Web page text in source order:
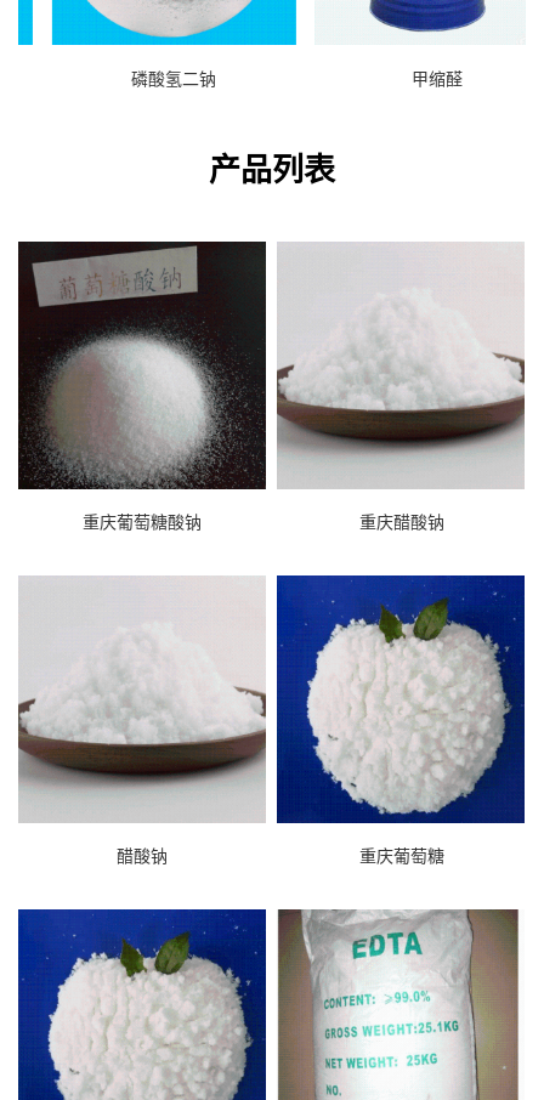
磷酸氢二钠 甲缩醛
产品列表
重庆葡萄糖酸钠 重庆醋酸钠
醋酸钠 重庆葡萄糖